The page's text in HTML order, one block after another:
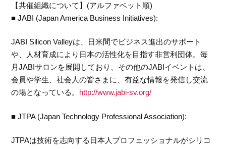
【共催組織について】(アルファベット順)
■ JABI (Japan America Business Initiatives):
JABI Silicon Valleyは、日米間でビジネス進出のサポート
や、人材育成により日本の活性化を目指す非営利団体。毎
月JABIサロンを展開しており、その他のJABIイベントは、
会員や学生、社会人の皆さまに、有益な情報を発信し交流
の場となっている。 http://www.jabi-sv.org/
■ JTPA (Japan Technology Professional Association):
JTPAは技術を志向する日本人プロフェッショナルがシリコ